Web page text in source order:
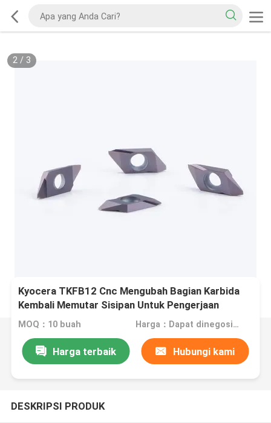
2/ 3
Kyocera TKFB12 Cnc Mengubah Bagian Karbida
Kembali Memutar Sisipan Untuk Pengerjaan
Logam Bubut
MOQ：10 buah Harga：Dapat dinegosiasikan
Harga terbaik Hubungi kami
DESKRIPSI PRODUK